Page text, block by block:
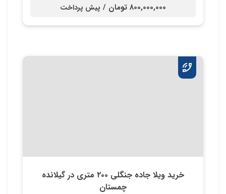
800,000,000 تومان / پیش پرداخت
خرید ویلا جاده جنگلی ۲۰۰ متری در گیلانده
چمستان